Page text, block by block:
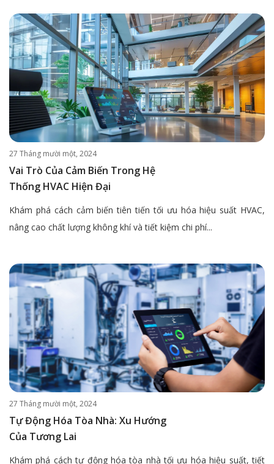
27 Tháng mười một, 2024
Vai Trò Của Cảm Biến Trong Hệ
Thống HVAC Hiện Đại
Khám phá cách cảm biến tiên tiến tối ưu hóa hiệu suất HVAC,
nâng cao chất lượng không khí và tiết kiệm chi phí...
27 Tháng mười một, 2024
Tự Động Hóa Tòa Nhà: Xu Hướng
Của Tương Lai
Khám phá cách tự động hóa tòa nhà tối ưu hóa hiệu suất, tiết